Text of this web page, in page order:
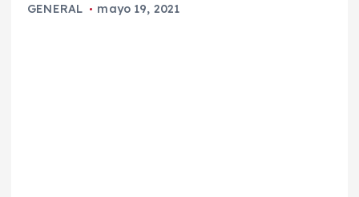
GENERAL mayo 19, 2021